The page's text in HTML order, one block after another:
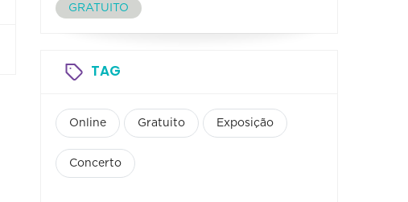
GRATUITO
TAG
Online Gratuito Exposição
Concerto